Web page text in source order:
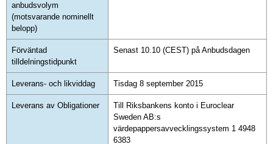
anbudsvolym
(motsvarande nominellt
belopp)
Förväntad
tilldelningstidpunkt
Senast 10.10 (CEST) på Anbudsdagen
Leverans- och likviddag Tisdag 8 september 2015
Leverans av Obligationer
Till Riksbankens konto i Euroclear
Sweden AB:s
värdepappersavvecklingssystem 1 4948
6383